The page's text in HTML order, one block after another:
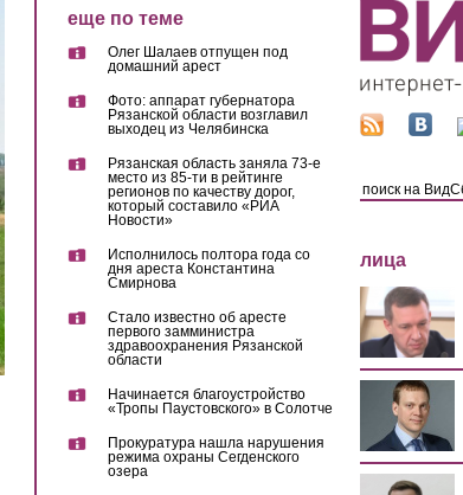
еще по теме
Олег Шалаев отпущен под
домашний арест
Фото: аппарат губернатора
Рязанской области возглавил
выходец из Челябинска
Рязанская область заняла 73-е
место из 85-ти в рейтинге
регионов по качеству дорог,
который составило «РИА
Новости»
Исполнилось полтора года со
дня ареста Константина
Смирнова
Стало известно об аресте
первого замминистра
здравоохранения Рязанской
области
Начинается благоустройство
«Тропы Паустовского» в Солотче
Прокуратура нашла нарушения
режима охраны Сегденского
озера
лица